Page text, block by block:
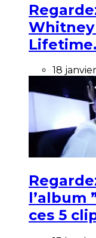
Lifetime.
18
l’album
ces 5